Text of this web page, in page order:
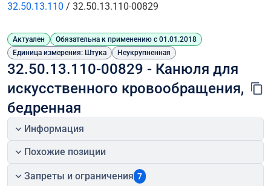
32.50.13.110 / 32.50.13.110-00829
Актуален
Обязательна к применению с 01.01.2018
Единица измерения: Штука
Неукрупненная
32.50.13.110-00829 - Канюля для
искусственного кровообращения,
бедренная
Информация
Похожие позиции
Запреты и ограничения 7